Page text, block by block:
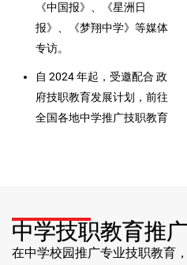
《中国报》、《星洲日
报》、《梦翔中学》等媒体
专访。
自 2024 年起，受邀配合 政
府技职教育发展计划，前往
全国各地中学推广技职教育
中学技职教育推广
在中学校园推广专业技职教育